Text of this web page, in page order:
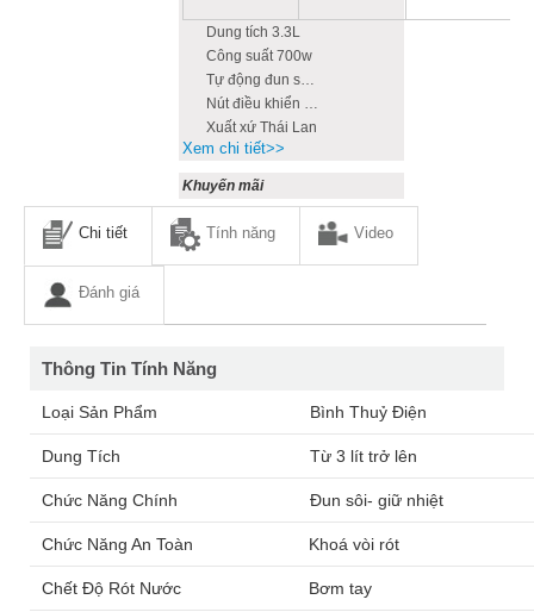
Dung tích 3.3L
Công suất 700w
Xuất xứ Thái Lan
Xem chi tiết>>
Khuyến mãi
Chi tiết Tính năng Video
Đánh giá
Thông Tin Tính Năng
Loại Sản Phẩm Bình Thuỷ Điện
Dung Tích Từ 3 lít trở lên
Chức Năng Chính Đun sôi- giữ nhiệt
Chức Năng An Toàn Khoá vòi rót
Chết Độ Rót Nước Bơm tay